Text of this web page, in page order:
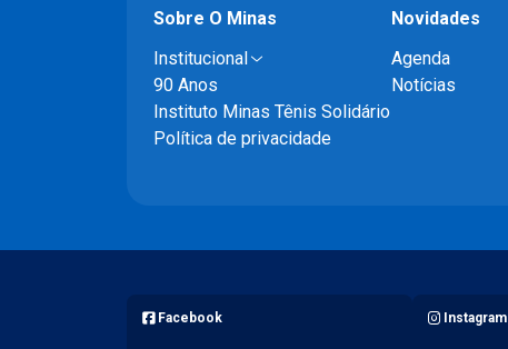
Sobre O Minas
Institucional
90 Anos
Instituto Minas Tênis Solidário
Política de privacidade
Novidades
Agenda
Notícias
Facebook Instagram